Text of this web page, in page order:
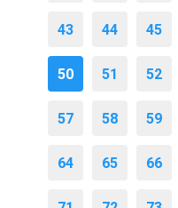
43 44 45
50 51 52
57 58 59
64 65 66